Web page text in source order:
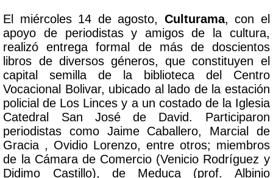
El miércoles 14 de agosto, Culturama, con el
apoyo de periodistas y amigos de la cultura,
realizó entrega formal de más de doscientos
libros de diversos géneros, que constituyen el
capital semilla de la biblioteca del Centro
Vocacional Bolivar, ubicado al lado de la estación
policial de Los Linces y a un costado de la Iglesia
Catedral San José de David. Participaron
periodistas como Jaime Caballero, Marcial de
Gracia , Ovidio Lorenzo, entre otros; miembros
de la Cámara de Comercio (Venicio Rodríguez y
Didimo Castillo), de Meduca (prof. Albinio